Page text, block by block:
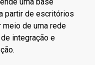
partir de escritórios
meio de uma rede
integração e